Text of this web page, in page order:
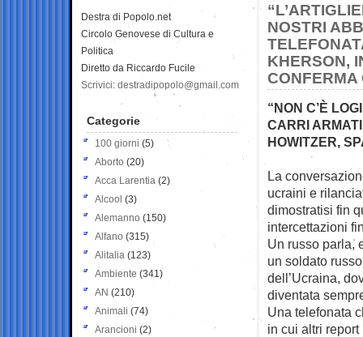
NOSTRI
KHERSON,
CONFERMA
“NON C’È
CARRI
HOWITZER,
La
ucraini e
dimostratisi fin
intercettazioni
Un russo parla,
un soldato
dell’Ucraina,
diventata
Una telefonata
in cui altri report
Destra di Popolo.net
Circolo Genovese di Cultura e
Politica
Diretto da Riccardo Fucile
Scrivici: destradipopolo@gmail.com
Categorie
100 giorni (5)
Aborto (20)
Acca Larentia (2)
Alcool (3)
Alemanno (150)
Alfano (315)
Alitalia (123)
Ambiente (341)
AN (210)
Animali (74)
Arancioni (2)